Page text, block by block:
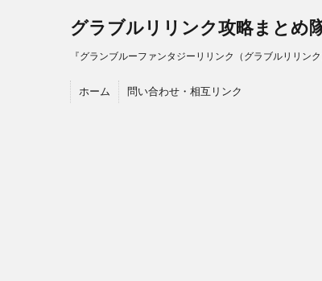
グラブルリリンク攻略まとめ
『グランブルーファンタジーリリンク（グラブルリリン
ホーム 問い合わせ・相互リンク